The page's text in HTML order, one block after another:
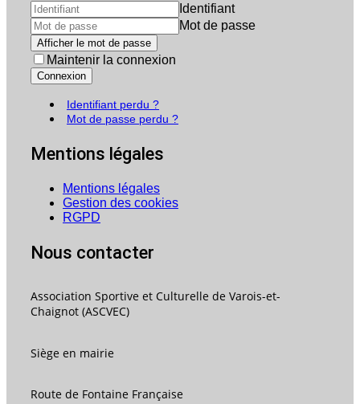
Identifiant
Mot de passe
Afficher le mot de passe
Maintenir la connexion
Connexion
Identifiant perdu ?
Mot de passe perdu ?
Mentions légales
Mentions légales
Gestion des cookies
RGPD
Nous contacter
Association Sportive et Culturelle de Varois-et-
Chaignot (ASCVEC)
Siège en mairie
Route de Fontaine Française